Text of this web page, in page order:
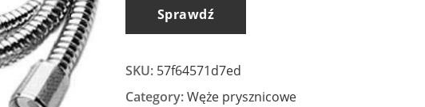
Sprawdź
SKU: 57f64571d7ed
Category:Węże prysznicowe